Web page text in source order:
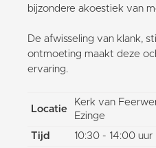
bijzondere akoestiek van
De afwisseling van klank,
ontmoeting maakt deze
ervaring.
Locatie
Kerk van
Ezinge
Tijd
10:30 - 14:00 uur